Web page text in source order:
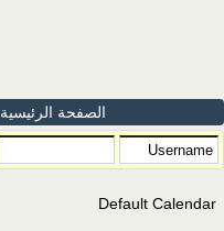
الصفحة الرئيسية
Default Calendar